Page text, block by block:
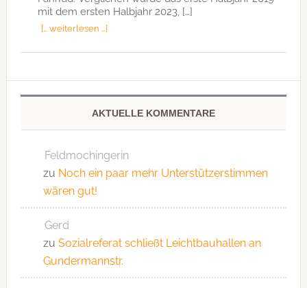
mit dem ersten Halbjahr 2023, […]
[… weiterlesen …]
AKTUELLE KOMMENTARE
Feldmochingerin
zu Noch ein paar mehr Unterstützerstimmen
wären gut!
Gerd
zu Sozialreferat schließt Leichtbauhallen an
Gundermannstr.